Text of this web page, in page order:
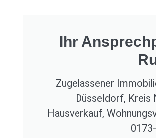
Ihr
Zugelassener
Düsseldorf, Kreis
Hausverkauf,